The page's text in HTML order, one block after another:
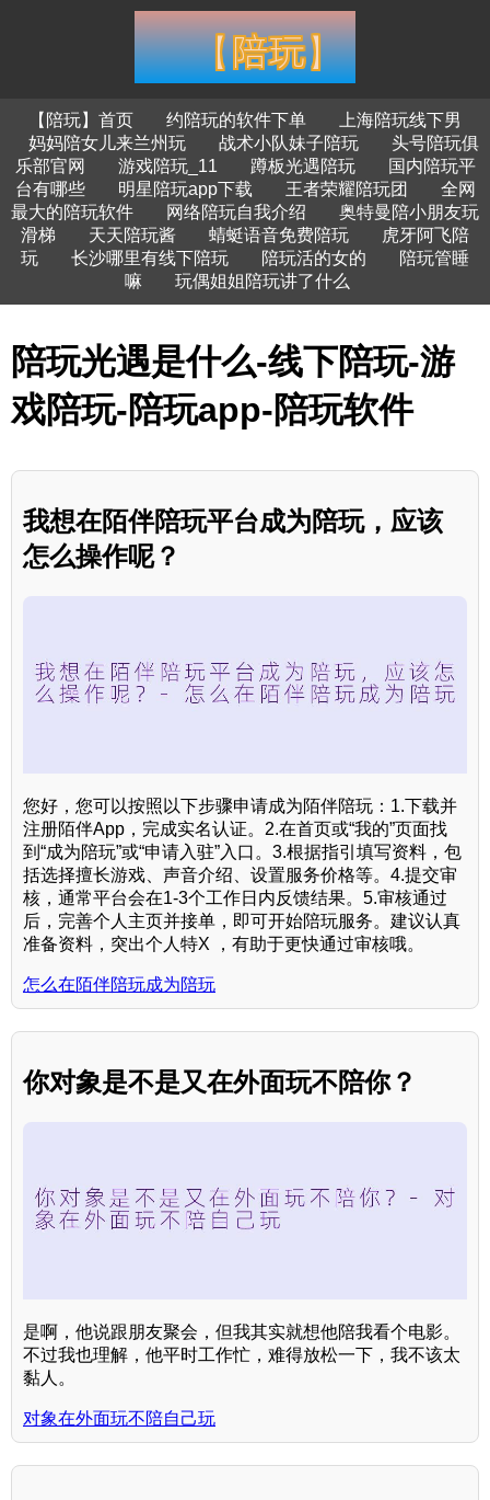
【陪玩】首页 约陪玩的软件下单
上海陪玩线下男
妈妈陪女儿来兰州玩
战术小队妹子陪玩
头号陪玩俱
乐部官网
游戏陪玩_11 蹲板光遇陪玩
国内陪玩平
台有哪些
明星陪玩app下载 王者荣耀陪玩团
全网
最大的陪玩软件
网络陪玩自我介绍
奥特曼陪小朋友玩
滑梯
天天陪玩酱 蜻蜓语音免费陪玩
虎牙阿飞陪
玩
长沙哪里有线下陪玩 陪玩活的女的
陪玩管睡
嘛
玩偶姐姐陪玩讲了什么
陪玩光遇是什么-线下陪玩-游
戏陪玩-陪玩app-陪玩软件
我想在陌伴陪玩平台成为陪玩，应该
怎么操作呢？
您好，您可以按照以下步骤申请成为陌伴陪玩：1.下载并
注册陌伴App，完成实名认证。2.在首页或“我的”页面找
到“成为陪玩”或“申请入驻”入口。3.根据指引填写资料，包
括选择擅长游戏、声音介绍、设置服务价格等。4.提交审
核，通常平台会在1-3个工作日内反馈结果。5.审核通过
后，完善个人主页并接单，即可开始陪玩服务。建议认真
准备资料，突出个人特X ，有助于更快通过审核哦。
怎么在陌伴陪玩成为陪玩
你对象是不是又在外面玩不陪你？
是啊，他说跟朋友聚会，但我其实就想他陪我看个电影。
不过我也理解，他平时工作忙，难得放松一下，我不该太
黏人。
对象在外面玩不陪自己玩